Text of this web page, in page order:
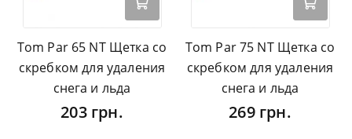
Tom Par 65 NT Щетка со
скребком для удаления
снега и льда
203 грн.
Tom Par 75 NT Щетка со
скребком для удаления
снега и льда
269 грн.